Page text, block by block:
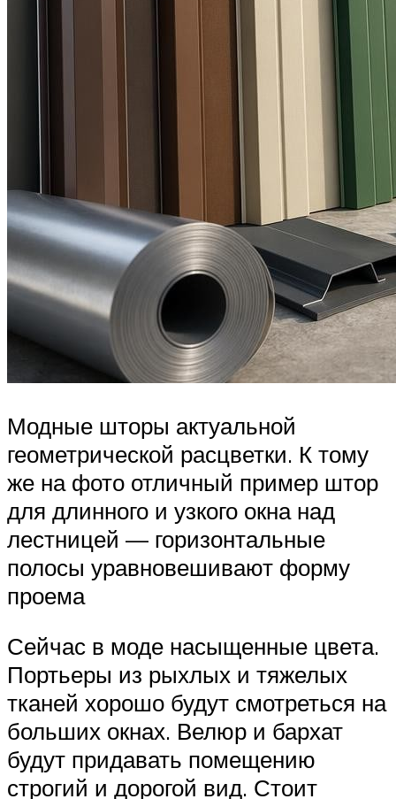
Модные шторы актуальной
геометрической расцветки. К тому
же на фото отличный пример штор
для длинного и узкого окна над
лестницей — горизонтальные
полосы уравновешивают форму
проема
Сейчас в моде насыщенные цвета.
Портьеры из рыхлых и тяжелых
тканей хорошо будут смотреться на
больших окнах. Велюр и бархат
будут придавать помещению
строгий и дорогой вид. Стоит